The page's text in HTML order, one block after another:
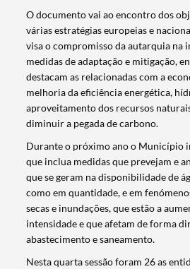
O documento vai ao encontro dos
várias estratégias europeias e
visa o compromisso da autarquia na
medidas de adaptação e mitigação,
destacam as relacionadas com a
melhoria da eficiência energética,
aproveitamento dos recursos
diminuir a pegada de carbono.
Durante o próximo ano o Município
que inclua medidas que prevejam e
que se geram na disponibilidade de
como em quantidade, e em
secas e inundações, que estão a
intensidade e que afetam de forma
abastecimento e saneamento.
Nesta quarta sessão foram 26 as